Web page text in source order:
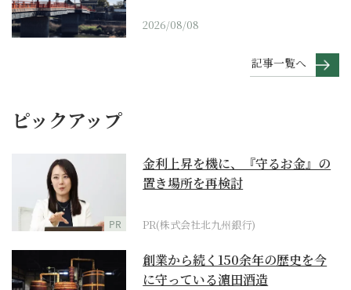
2026/08/08
記事一覧へ
ピックアップ
PR
金利上昇を機に、『守るお金』の
置き場所を再検討
PR(株式会社北九州銀行)
創業から続く150余年の歴史を今
に守っている濵田酒造